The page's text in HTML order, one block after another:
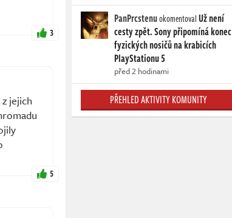
3
jejich
5
PanPrcstenuokomentovalUž není
cesty zpět. Sony připomíná konec
fyzických nosičů na krabicích
PlayStationu 5
před 2 hodinami
PŘEHLED AKTIVITY KOMUNITY